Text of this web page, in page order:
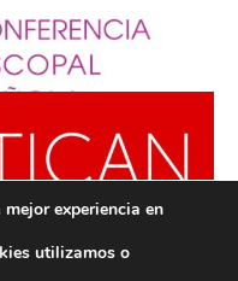
experiencia en
utilizamos o